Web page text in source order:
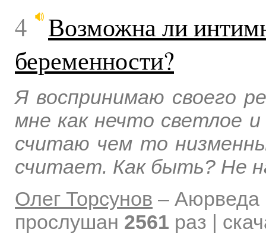
4
Возможна ли
беременности?
Я воспринимаю своего
мне как нечто светлое
считаю чем то
считает. Как быть? Не
Олег Торсунов – Аюрведа
прослушан 2561 раз |